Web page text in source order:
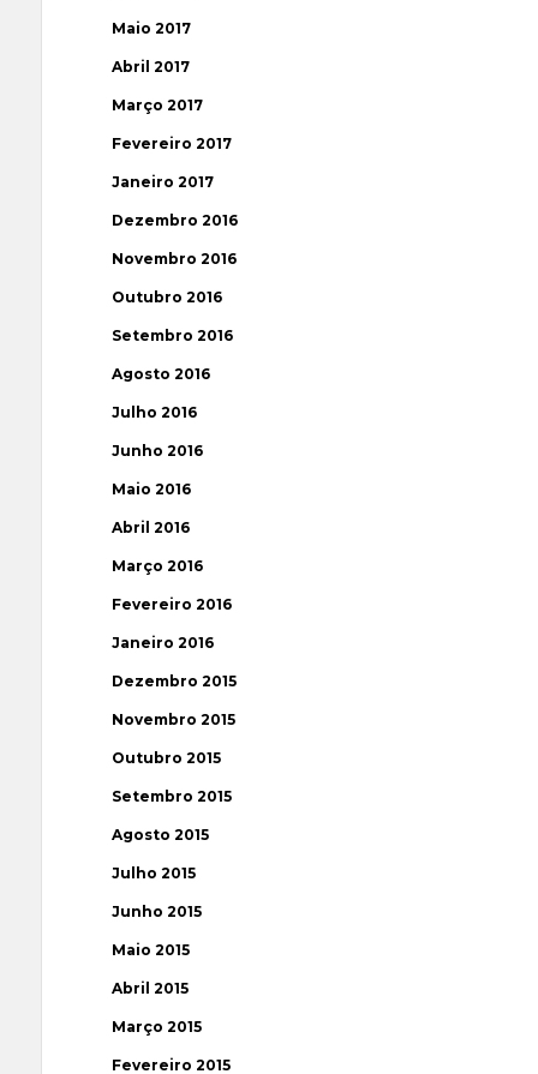
Maio 2017
Abril 2017
Março 2017
Fevereiro 2017
Janeiro 2017
Dezembro 2016
Novembro 2016
Outubro 2016
Setembro 2016
Agosto 2016
Julho 2016
Junho 2016
Maio 2016
Abril 2016
Março 2016
Fevereiro 2016
Janeiro 2016
Dezembro 2015
Novembro 2015
Outubro 2015
Setembro 2015
Agosto 2015
Julho 2015
Junho 2015
Maio 2015
Abril 2015
Março 2015
Fevereiro 2015